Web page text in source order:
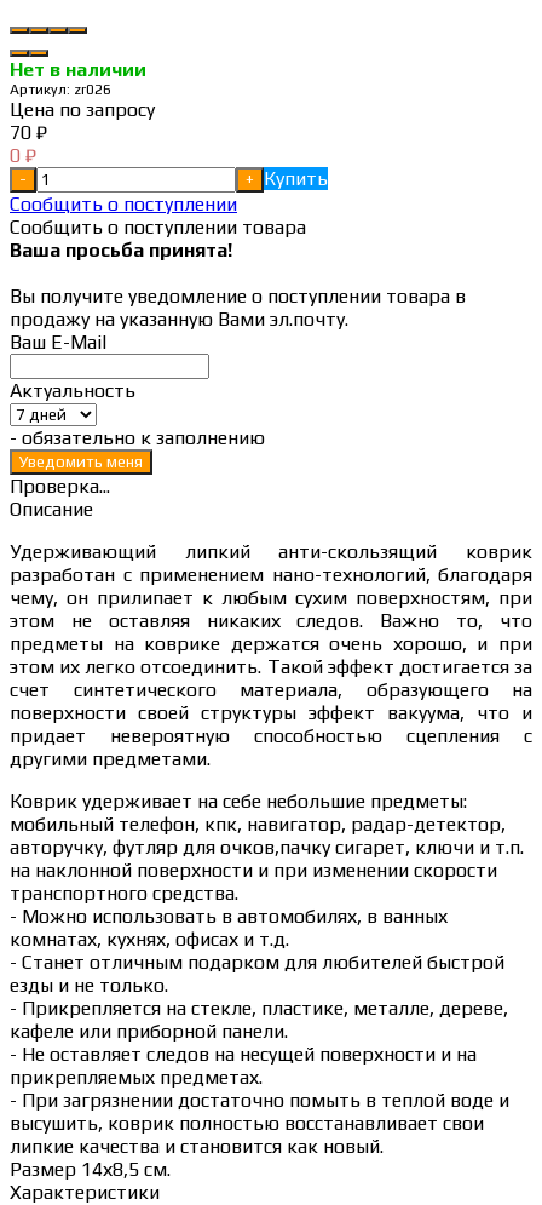
Нет в наличии
Артикул: zr026
Цена по запросу
70 ₽
0 ₽
- +
Купить
Сообщить о поступлении
Сообщить о поступлении товара
Ваша просьба принята!
Вы получите уведомление о поступлении товара в
продажу на указанную Вами эл.почту.
Ваш E-Mail
Актуальность
- обязательно к заполнению
Проверка...
Описание
Удерживающий липкий анти-скользящий коврик
разработан с применением нано-технологий, благодаря
чему, он прилипает к любым сухим поверхностям, при
этом не оставляя никаких следов. Важно то, что
предметы на коврике держатся очень хорошо, и при
этом их легко отсоединить. Такой эффект достигается за
счет синтетического материала, образующего на
поверхности своей структуры эффект вакуума, что и
придает невероятную способностью сцепления с
другими предметами.
Коврик удерживает на себе небольшие предметы:
мобильный телефон, кпк, навигатор, радар-детектор,
авторучку, футляр для очков,пачку сигарет, ключи и т.п.
на наклонной поверхности и при изменении скорости
транспортного средства.
- Можно использовать в автомобилях, в ванных
комнатах, кухнях, офисах и т.д.
- Станет отличным подарком для любителей быстрой
езды и не только.
- Прикрепляется на стекле, пластике, металле, дереве,
кафеле или приборной панели.
- Не оставляет следов на несущей поверхности и на
прикрепляемых предметах.
- При загрязнении достаточно помыть в теплой воде и
высушить, коврик полностью восстанавливает свои
липкие качества и становится как новый.
Размер 14х8,5 см.
Характеристики